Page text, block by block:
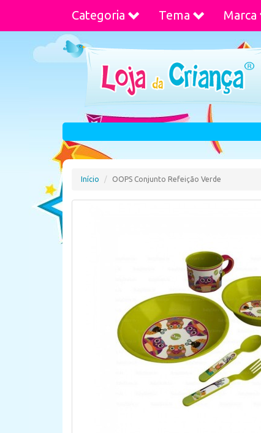
Categoria Tema Marca
Início OOPS Conjunto Refeição Verde